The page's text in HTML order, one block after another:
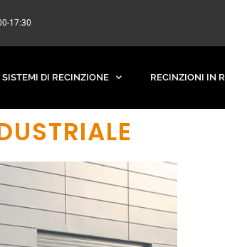
17:30
SISTEMI DI RECINZIONE RECINZIONI IN